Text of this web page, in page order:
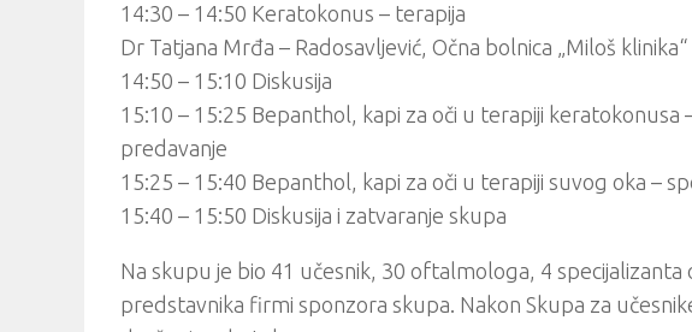
14:30 – 14:50 Keratokonus – terapija
Dr Tatjana Mrđa – Radosavljević, Očna bolnica „Miloš
14:50 – 15:10 Diskusija
15:10 – 15:25 Bepanthol, kapi za oči u terapiji keratokonusa
predavanje
15:25 – 15:40 Bepanthol, kapi za oči u terapiji suvog oka –
15:40 – 15:50 Diskusija i zatvaranje skupa
Na skupu je bio 41 učesnik, 30 oftalmologa, 4
predstavnika firmi sponzora skupa. Nakon Skupa za